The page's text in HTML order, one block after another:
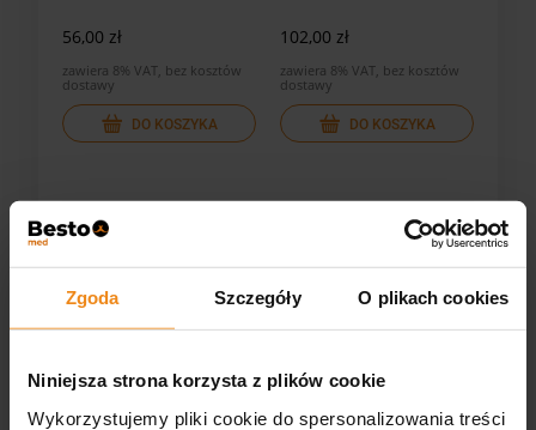
Zgoda Szczegóły O plikach cookies
Niniejsza strona korzysta z plików cookie
Wykorzystujemy pliki cookie do spersonalizowania treści
56,00 zł
zawiera 8% VAT, bez kosztów
dostawy
DO KOSZYKA
102,00 zł
zawiera 8% VAT, bez kosztów
dostawy
DO KOSZYKA
Opinie
Może zainteresują Cię inne ocenione produkty
Jak zbieramy opinie?